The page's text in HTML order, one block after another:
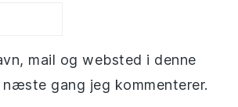
mail og websted i denne
gang jeg kommenterer.